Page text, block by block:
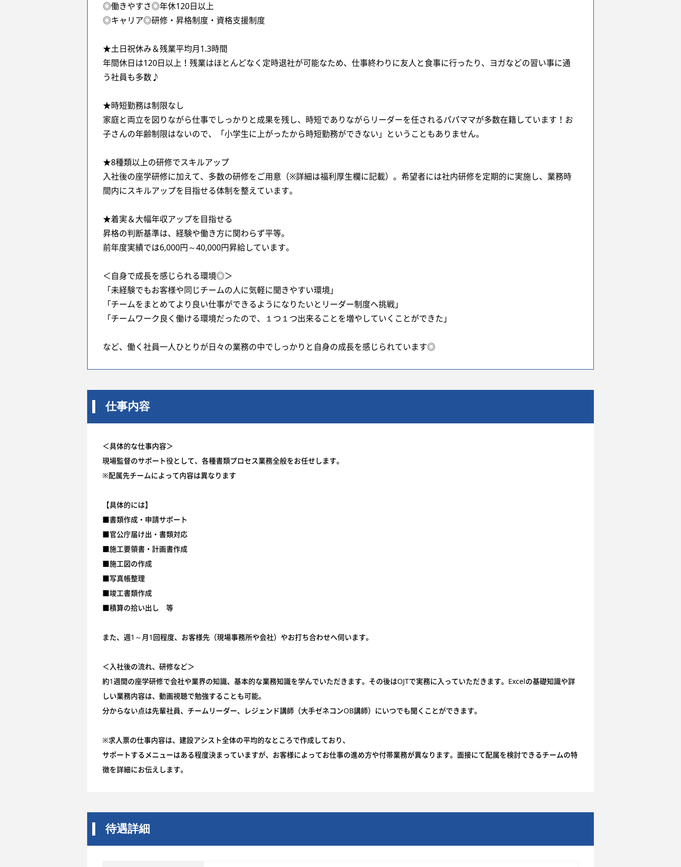
◎働きやすさ◎年休120日以上
◎キャリア◎研修・昇格制度・資格支援制度
★土日祝休み＆残業平均月1.3時間
年間休日は120日以上！残業はほとんどなく定時退社が可能なため、仕事終わりに友人と食事に行ったり、ヨガなどの習い事に通
う社員も多数♪
★時短勤務は制限なし
家庭と両立を図りながら仕事でしっかりと成果を残し、時短でありながらリーダーを任されるパパママが多数在籍しています！お
子さんの年齢制限はないので、「小学生に上がったから時短勤務ができない」ということもありません。
★8種類以上の研修でスキルアップ
入社後の座学研修に加えて、多数の研修をご用意（※詳細は福利厚生欄に記載）。希望者には社内研修を定期的に実施し、業務時
間内にスキルアップを目指せる体制を整えています。
★着実＆大幅年収アップを目指せる
昇格の判断基準は、経験や働き方に関わらず平等。
前年度実績では6,000円～40,000円昇給しています。
＜自身で成長を感じられる環境◎＞
「未経験でもお客様や同じチームの人に気軽に聞きやすい環境」
「チームをまとめてより良い仕事ができるようになりたいとリーダー制度へ挑戦」
「チームワーク良く働ける環境だったので、１つ１つ出来ることを増やしていくことができた」
など、働く社員一人ひとりが日々の業務の中でしっかりと自身の成長を感じられています◎
仕事内容
＜具体的な仕事内容＞
現場監督のサポート役として、各種書類プロセス業務全般をお任せします。
※配属先チームによって内容は異なります
【具体的には】
■書類作成・申請サポート
■官公庁届け出・書類対応
■施工要領書・計画書作成
■施工図の作成
■写真帳整理
■竣工書類作成
■積算の拾い出し 等
また、週1～月1回程度、お客様先（現場事務所や会社）やお打ち合わせへ伺います。
＜入社後の流れ、研修など＞
約1週間の座学研修で会社や業界の知識、基本的な業務知識を学んでいただきます。その後はOJTで実務に入っていただきます。Excelの基礎知識や詳
しい業務内容は、動画視聴で勉強することも可能。
分からない点は先輩社員、チームリーダー、レジェンド講師（大手ゼネコンOB講師）にいつでも聞くことができます。
※求人票の仕事内容は、建設アシスト全体の平均的なところで作成しており、
サポートするメニューはある程度決まっていますが、お客様によってお仕事の進め方や付帯業務が異なります。面接にて配属を検討できるチームの特
徴を詳細にお伝えします。
待遇詳細